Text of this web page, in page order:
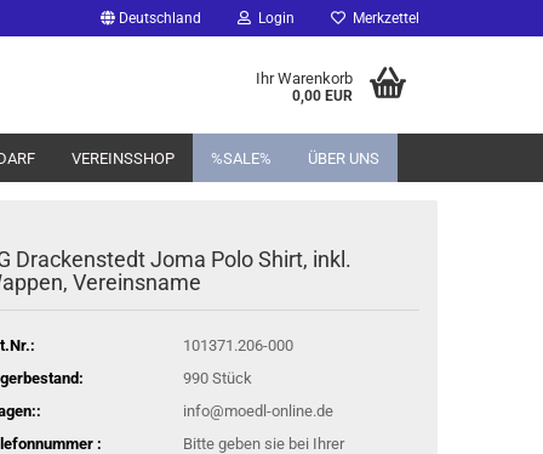
Deutschland Login Merkzettel
Ihr Warenkorb
0,00 EUR
VEREINSSHOP %SALE% ÜBER UNS
Drackenstedt Joma Polo Shirt, inkl.
Vereinsname
101371.206-000
990 Stück
info@moedl-online.de
:
Bitte geben sie bei Ihrer